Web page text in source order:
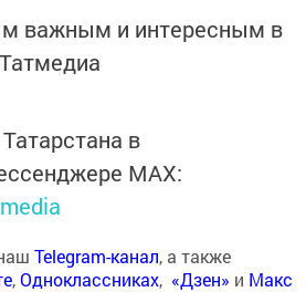
важным и интересным в
Татмедиа
в
MАХ:
Telegram-канал, а также
,Одноклассниках, «Дзен» и Макс